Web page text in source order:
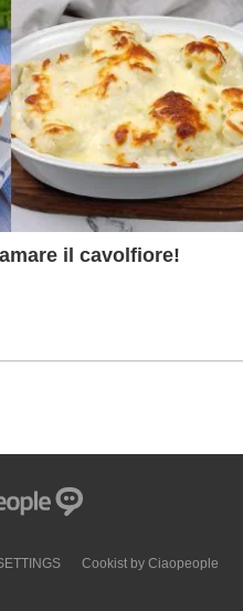
il cavolfiore!
Cookist by Ciaopeople